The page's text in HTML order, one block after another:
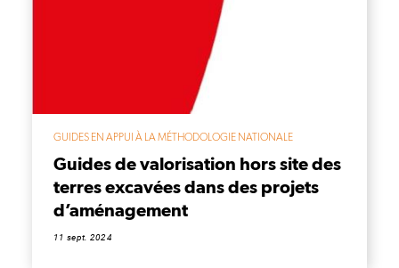
GUIDES EN APPUI À LA MÉTHODOLOGIE NATIONALE
Guides de valorisation hors site des
terres excavées dans des projets
d’aménagement
11 sept. 2024